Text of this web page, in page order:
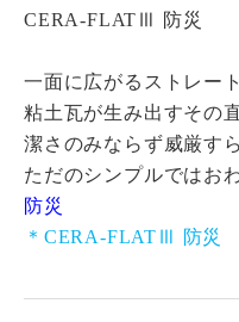
CERA-FLATⅢ 防災
一面に広がるストレー
粘土瓦が生み出すその
潔さのみならず威厳す
ただのシンプルではお
防災
＊CERA-FLATⅢ 防災